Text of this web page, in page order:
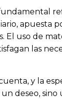
apuesta
El uso de
las
y la
un deseo,